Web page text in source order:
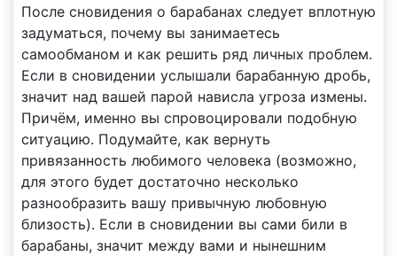
После сновидения о барабанах следует вплотную
задуматься, почему вы занимаетесь
самообманом и как решить ряд личных проблем.
Если в сновидении услышали барабанную дробь,
значит над вашей парой нависла угроза измены.
Причём, именно вы спровоцировали подобную
ситуацию. Подумайте, как вернуть
привязанность любимого человека (возможно,
для этого будет достаточно несколько
разнообразить вашу привычную любовную
близость). Если в сновидении вы сами били в
барабаны, значит между вами и нынешним